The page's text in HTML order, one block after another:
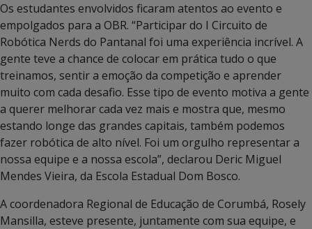
Os estudantes envolvidos ficaram atentos ao evento e
empolgados para a OBR. “Participar do I Circuito de
Robótica Nerds do Pantanal foi uma experiência incrível. A
gente teve a chance de colocar em prática tudo o que
treinamos, sentir a emoção da competição e aprender
muito com cada desafio. Esse tipo de evento motiva a gente
a querer melhorar cada vez mais e mostra que, mesmo
estando longe das grandes capitais, também podemos
fazer robótica de alto nível. Foi um orgulho representar a
nossa equipe e a nossa escola”, declarou Deric Miguel
Mendes Vieira, da Escola Estadual Dom Bosco.
A coordenadora Regional de Educação de Corumbá, Rosely
Mansilla, esteve presente, juntamente com sua equipe, e